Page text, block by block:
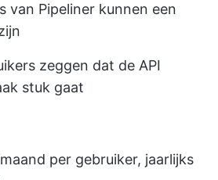
van Pipeliner kunnen een
zeggen dat de API
stuk gaat
per gebruiker, jaarlijks